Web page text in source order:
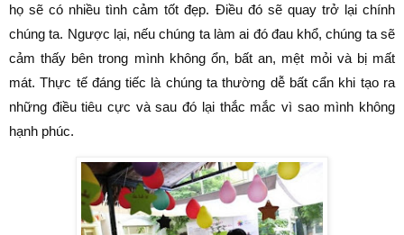
họ sẽ có nhiều tình cảm tốt đẹp. Điều đó sẽ quay trở lại chính
chúng ta. Ngược lại, nếu chúng ta làm ai đó đau khổ, chúng ta sẽ
cảm thấy bên trong mình không ổn, bất an, mệt mỏi và bị mất
mát. Thực tế đáng tiếc là chúng ta thường dễ bất cẩn khi tạo ra
những điều tiêu cực và sau đó lại thắc mắc vì sao mình không
hạnh phúc.